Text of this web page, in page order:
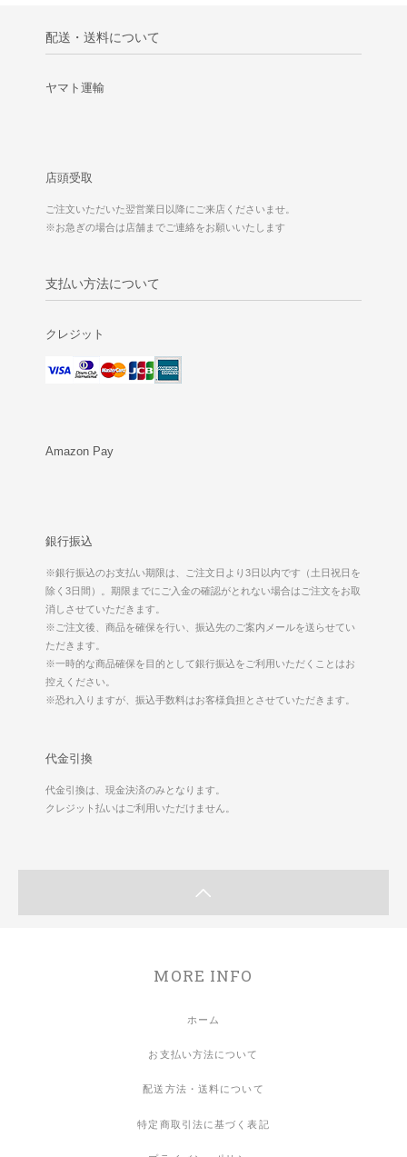
配送・送料について
ヤマト運輸
店頭受取
ご注文いただいた翌営業日以降にご来店くださいませ。
※お急ぎの場合は店舗までご連絡をお願いいたします
支払い方法について
クレジット
Amazon Pay
銀行振込
※銀行振込のお支払い期限は、ご注文日より3日以内です（土日祝日を
除く3日間）。期限までにご入金の確認がとれない場合はご注文をお取
消しさせていただきます。
※ご注文後、商品を確保を行い、振込先のご案内メールを送らせてい
ただきます。
※一時的な商品確保を目的として銀行振込をご利用いただくことはお
控えください。
※恐れ入りますが、振込手数料はお客様負担とさせていただきます。
代金引換
代金引換は、現金決済のみとなります。
クレジット払いはご利用いただけません。
MORE INFO
ホーム
お支払い方法について
配送方法・送料について
特定商取引法に基づく表記